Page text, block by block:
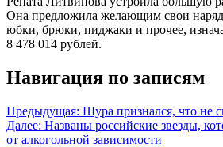
Она предложила желающим свои
юбки, брюки, пиджаки и прочее,
8 478 014 рублей.
Навигация по записям
Предыдущая: Шура признался, что не
Далее: Названы российские звезды,
от алкогольной зависимости